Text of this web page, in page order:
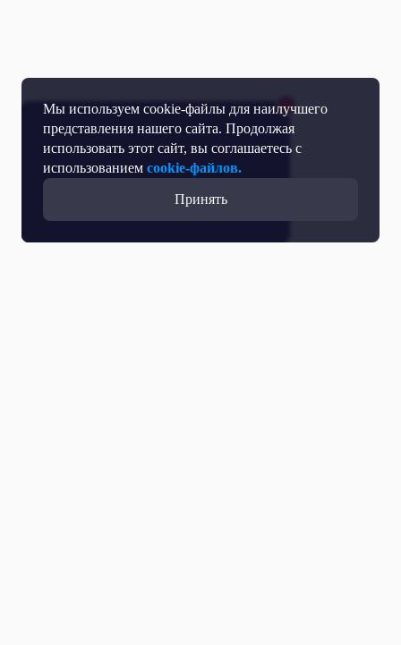
Мы используем cookie-файлы для наилучшего
представления нашего сайта. Продолжая
использовать этот сайт, вы соглашаетесь с
использованием cookie-файлов.
Принять